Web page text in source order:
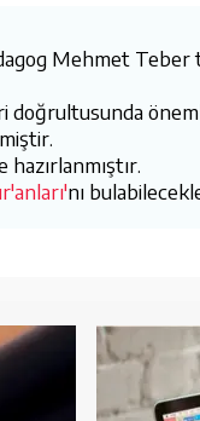
Mehmet Teber
doğrultusunda
nı